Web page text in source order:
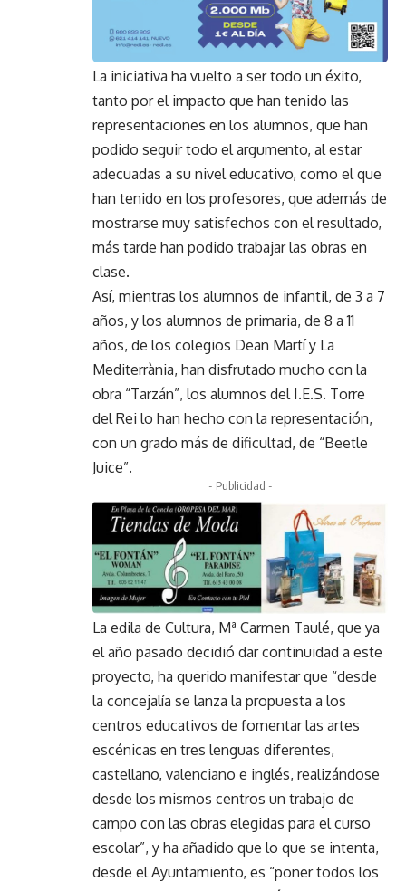
La iniciativa ha vuelto a ser todo un éxito,
tanto por el impacto que han tenido las
representaciones en los alumnos, que han
podido seguir todo el argumento, al estar
adecuadas a su nivel educativo, como el que
han tenido en los profesores, que además de
mostrarse muy satisfechos con el resultado,
más tarde han podido trabajar las obras en
clase.
Así, mientras los alumnos de infantil, de 3 a 7
años, y los alumnos de primaria, de 8 a 11
años, de los colegios Dean Martí y La
Mediterrània, han disfrutado mucho con la
obra “Tarzán”, los alumnos del I.E.S. Torre
del Rei lo han hecho con la representación,
con un grado más de dificultad, de “Beetle
Juice”.
- Publicidad -
La edila de Cultura, Mª Carmen Taulé, que ya
el año pasado decidió dar continuidad a este
proyecto, ha querido manifestar que “desde
la concejalía se lanza la propuesta a los
centros educativos de fomentar las artes
escénicas en tres lenguas diferentes,
castellano, valenciano e inglés, realizándose
desde los mismos centros un trabajo de
campo con las obras elegidas para el curso
escolar”, y ha añadido que lo que se intenta,
desde el Ayuntamiento, es “poner todos los